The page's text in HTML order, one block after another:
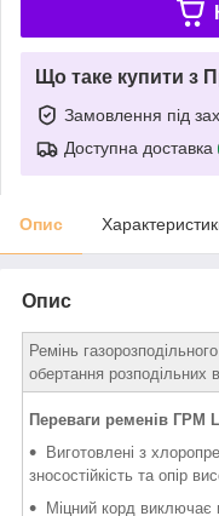
Що таке купити з
Замовлення під
Доступна доставка
Опис
Опис
Ремінь
обертання розподільних
Переваги ременів ГРМ
Виготовлені з
зносостійкість та опір
Міцний корд виключає